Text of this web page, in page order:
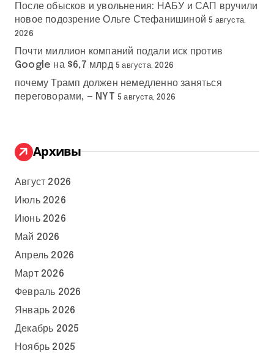
После обысков и увольнения: НАБУ и САП вручили
новое подозрение Ольге Стефанишиной 5 августа,
2026
Почти миллион компаний подали иск против
Google на $6,7 млрд 5 августа, 2026
почему Трамп должен немедленно заняться
переговорами, — NYT 5 августа, 2026
Архивы
Август 2026
Июль 2026
Июнь 2026
Май 2026
Апрель 2026
Март 2026
Февраль 2026
Январь 2026
Декабрь 2025
Ноябрь 2025